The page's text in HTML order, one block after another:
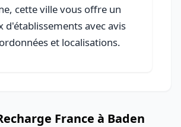
cette ville vous offre un
d'établissements avec avis
et localisations.
France à Baden